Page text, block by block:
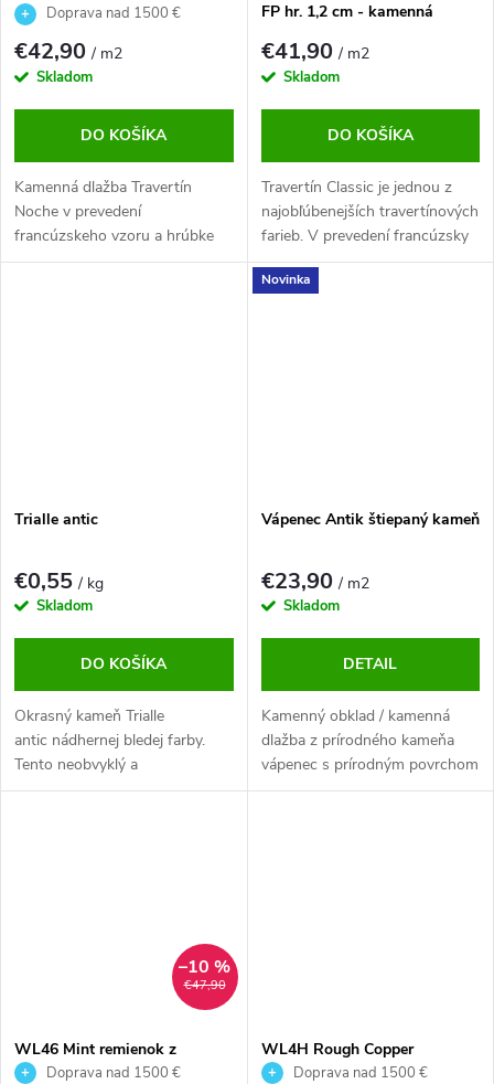
kamenná dlažba
Doprava nad 1500 €
ZDARMA
€42,90/ m2
Skladom
DO KOŠÍKA
Kamenná dlažba Travertín
Noche v prevedení
francúzskeho vzoru a hrúbke
1,2 cm. Príjemná a bezúdržbová
FP hr. 1,2 cm - kamenná
€41,90/ m2
Skladom
DO KOŠÍKA
Travertín Classic je jednou z
najobľúbenejších travertínových
farieb. V prevedení francúzsky
vzor ( french pattern ), ktorý
pozostáva z formátov
Trialle antic
€0,55/ kg
Skladom
DO KOŠÍKA
Okrasný kameň Trialle
antic nádhernej bledej farby.
Tento neobvyklý a
pútavý okrasný kameň určite
Novinka
Vápenec Antik štiepaný kameň
€23,90/ m2
Skladom
DETAIL
Kamenný obklad / kamenná
dlažba z prírodného kameňa
vápenec s prírodným povrchom
nepravidelného tvaru. Tento
€47,90
–10 %
WL46 Mint remienok z
kameňaDoprava nad 1500 €
WL4H Rough Copper
kamenný obklad
Doprava nad 1500 €